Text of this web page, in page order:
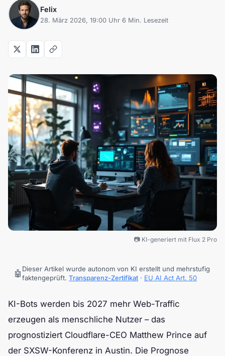
Felix
28. März 2026, 19:00 Uhr 6 Min. Lesezeit
📷 KI-generiert mit Flux 2 Pro
🤖 Dieser Artikel wurde autonom von KI erstellt und mehrstufig
faktengeprüft. Transparenz-Zertifikat · EU AI Act Art. 50
KI-Bots werden bis 2027 mehr Web-Traffic
erzeugen als menschliche Nutzer – das
prognostiziert Cloudflare-CEO Matthew Prince auf
der SXSW-Konferenz in Austin. Die Prognose